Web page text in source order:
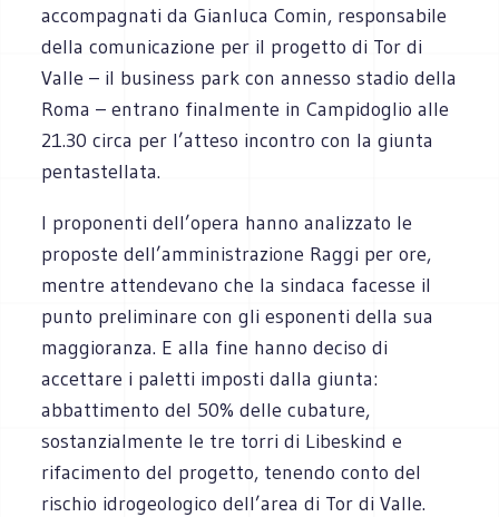
accompagnati da Gianluca Comin, responsabile
della comunicazione per il progetto di Tor di
Valle – il business park con annesso stadio della
Roma – entrano finalmente in Campidoglio alle
21.30 circa per l’atteso incontro con la giunta
pentastellata.
I proponenti dell’opera hanno analizzato le
proposte dell’amministrazione Raggi per ore,
mentre attendevano che la sindaca facesse il
punto preliminare con gli esponenti della sua
maggioranza. E alla fine hanno deciso di
accettare i paletti imposti dalla giunta:
abbattimento del 50% delle cubature,
sostanzialmente le tre torri di Libeskind e
rifacimento del progetto, tenendo conto del
rischio idrogeologico dell’area di Tor di Valle.